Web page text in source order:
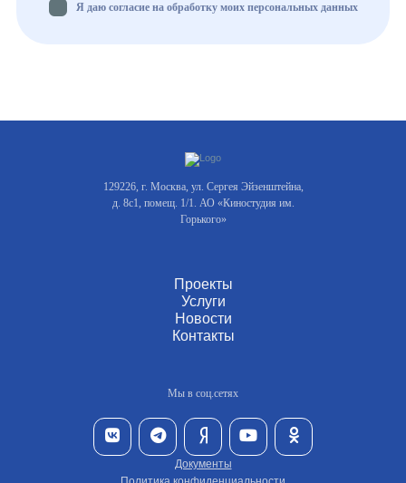
Я даю согласие на обработку моих персональных данных
129226, г. Москва, ул. Сергея Эйзенштейна,
д. 8с1, помещ. 1/1. АО «Киностудия им.
Горького»
Проекты
Услуги
Новости
Контакты
Мы в соц.сетях
Документы